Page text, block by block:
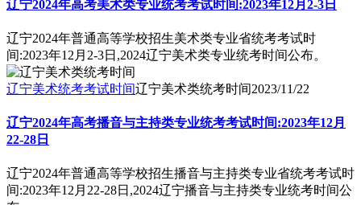
辽宁2024年高考美术类专业统考考试时间:2023年12月2-3日
辽宁2024年普通高等学校招生美术类专业省统考考试时
间:2023年12月2-3日,2024辽宁美术类专业统考时间公布。
辽宁美术统考考试时间辽宁美术类统考时间2023/11/22
辽宁2024年高考播音与主持类专业统考考试时间:2023年12月
22-28日
辽宁2024年普通高等学校招生播音与主持类专业省统考考试时
间:2023年12月22-28日,2024辽宁播音与主持类专业统考时间公